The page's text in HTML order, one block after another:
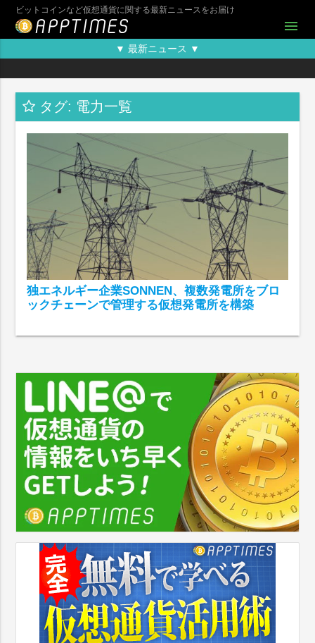
ビットコインなど仮想通貨に関する最新ニュースをお届け
menu
▼ 最新ニュース ▼
タグ: 電力一覧
独エネルギー企業SONNEN、複数発電所をブロ
ックチェーンで管理する仮想発電所を構築